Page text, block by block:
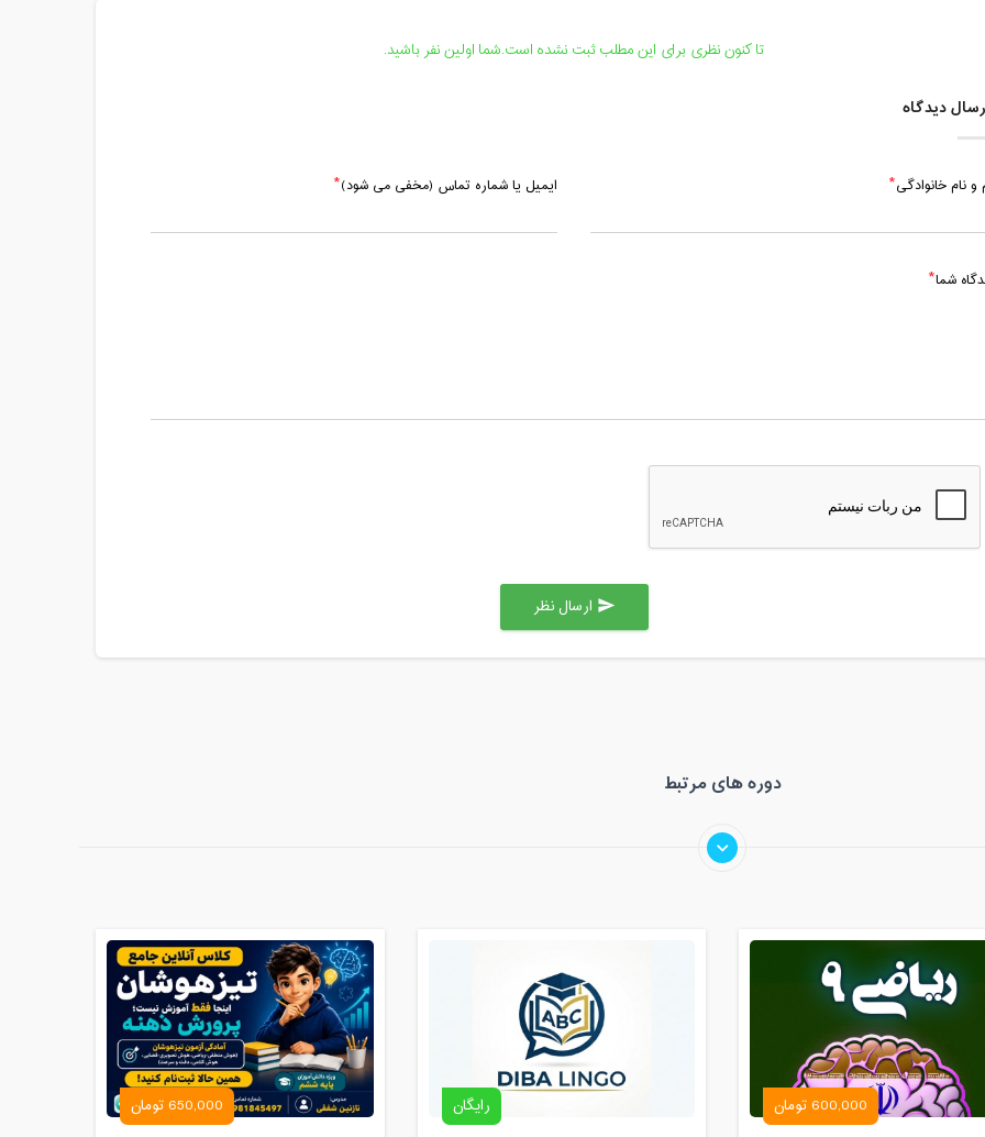
تا کنون نظری برای این مطلب ثبت نشده است.شما اولین نفر باشید.
دیدگاه
و نام خانوادگی ایمیل یا شماره تماس (مخفی می شود)
شما
send
دوره های مرتبط
600,000 تومان رایگان 650,000 تومان